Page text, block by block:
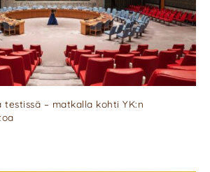
testissä – matkalla kohti YK:n